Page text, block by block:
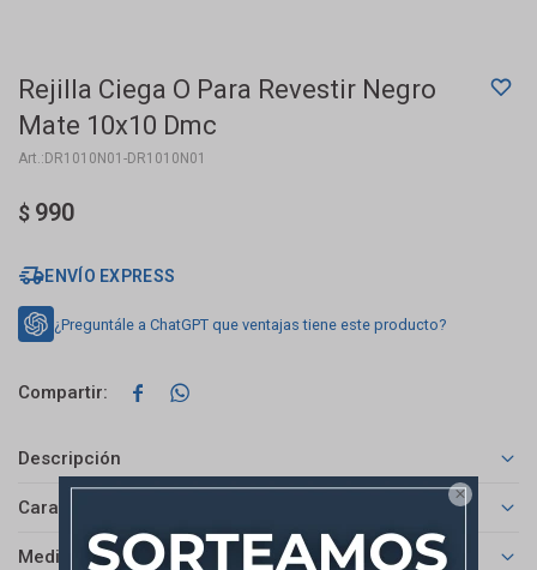

Rejilla Ciega O Para Revestir Negro
Mate 10x10 Dmc
DR1010N01-DR1010N01
$ 990
ENVÍO EXPRESS
¿Preguntále a ChatGPT que ventajas tiene este producto?
 
Descripción
Características
Medios de pago